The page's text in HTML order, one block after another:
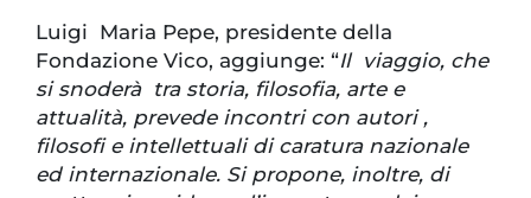
Luigi Maria Pepe, presidente della
Fondazione Vico, aggiunge: “Il viaggio, che
si snoderà tra storia, filosofia, arte e
attualità, prevede incontri con autori ,
filosofi e intellettuali di caratura nazionale
ed internazionale. Si propone, inoltre, di